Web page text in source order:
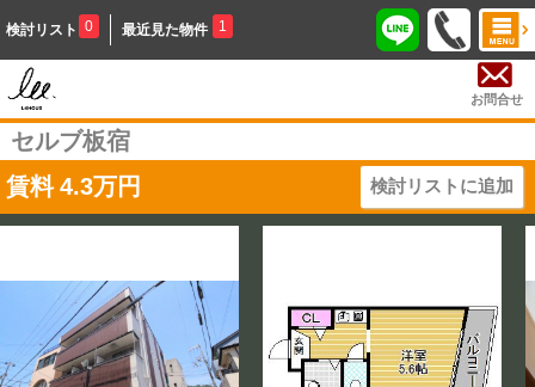
検討リスト 0 最近見た物件 1
お問合せ
セルブ板宿
賃料 4.3万円 検討リストに追加